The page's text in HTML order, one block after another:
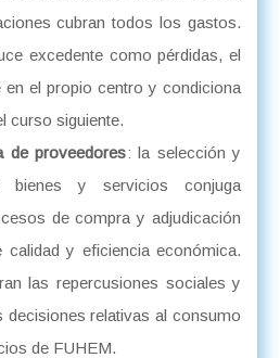
cubran todos los gastos.
excedente como pérdidas, el
en el propio centro y condiciona
curso siguiente.
de proveedores: la selección y
bienes y servicios conjuga
de compra y adjudicación
calidad y eficiencia económica.
las repercusiones sociales y
decisiones relativas al consumo
de FUHEM.